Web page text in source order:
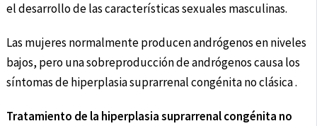
el desarrollo de las características sexuales masculinas.
Las mujeres normalmente producen andrógenos en niveles
bajos, pero una sobreproducción de andrógenos causa los
síntomas de hiperplasia suprarrenal congénita no clásica .
Tratamiento de la hiperplasia suprarrenal congénita no